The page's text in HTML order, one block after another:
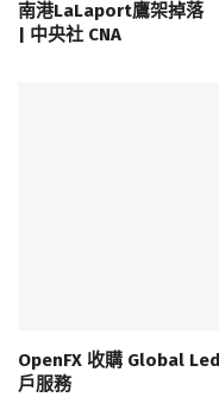
南港LaLaport鷹架掉落
| 中央社 CNA
OpenFX 收購 Global
戶服務